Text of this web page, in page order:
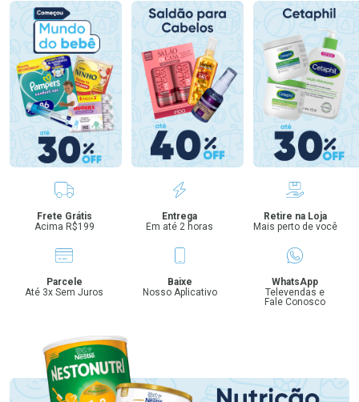
Benefícios
Frete Grátis
Acima R$199
Entrega
Em até 2 horas
Retire na Loja
Mais perto de você
Parcele
Até 3x Sem Juros
Baixe
Nosso Aplicativo
WhatsApp
Televendas e
Fale Conosco